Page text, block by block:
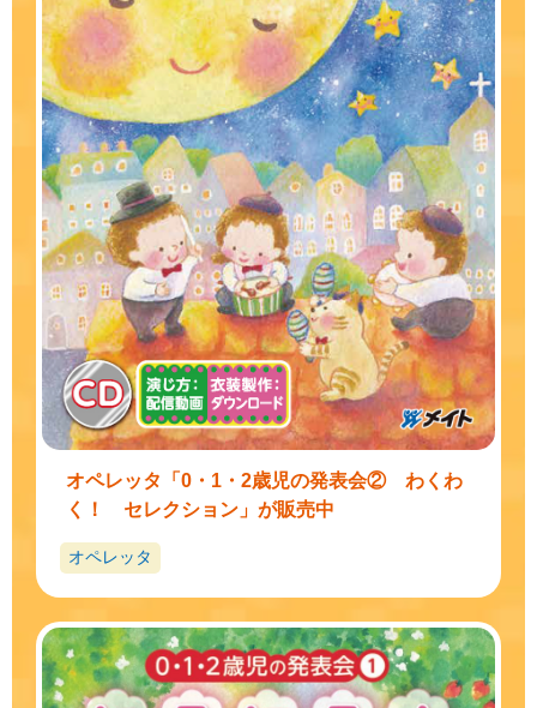
オペレッタ「0・1・2歳児の発表会② わくわ
く！ セレクション」が販売中
オペレッタ